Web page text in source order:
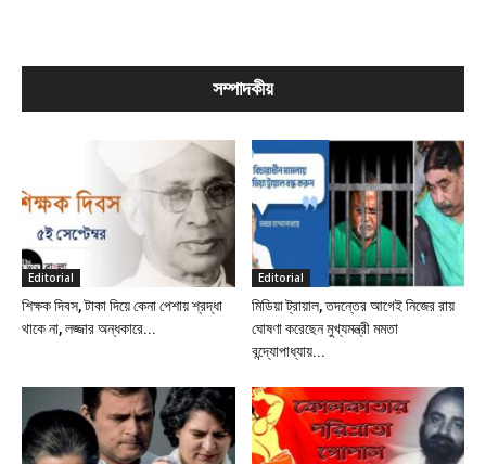
সম্পাদকীয়
Editorial
শিক্ষক দিবস, টাকা দিয়ে কেনা পেশায় শ্রদ্ধা
থাকে না, লজ্জার অন্ধকারে...
Editorial
মিডিয়া ট্রায়াল, তদন্তের আগেই নিজের রায়
ঘোষণা করেছেন মুখ্যমন্ত্রী মমতা
বন্দ্যোপাধ্যায়...